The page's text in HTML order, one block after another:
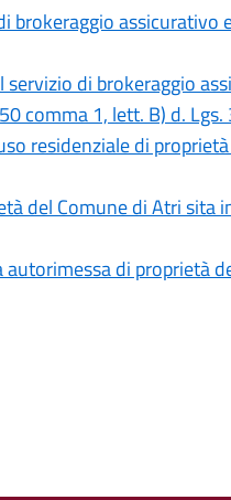
brokeraggio assicurativo
di brokeraggio
comma 1, lett. B) d.
residenziale di
del Comune di Atri sita
di proprietà